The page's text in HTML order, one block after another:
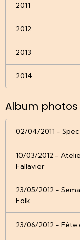
2011
2012
2013
2014
Album photos
02/04/2011 -
10/03/2012 -
Fallavier
23/05/2012 -
Folk
23/06/2012 - Fête